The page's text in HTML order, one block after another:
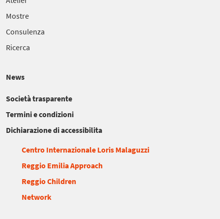
Mostre
Consulenza
Ricerca
News
Società trasparente
Termini e condizioni
Dichiarazione di accessibilita
Centro Internazionale Loris Malaguzzi
Reggio Emilia Approach
Reggio Children
Network